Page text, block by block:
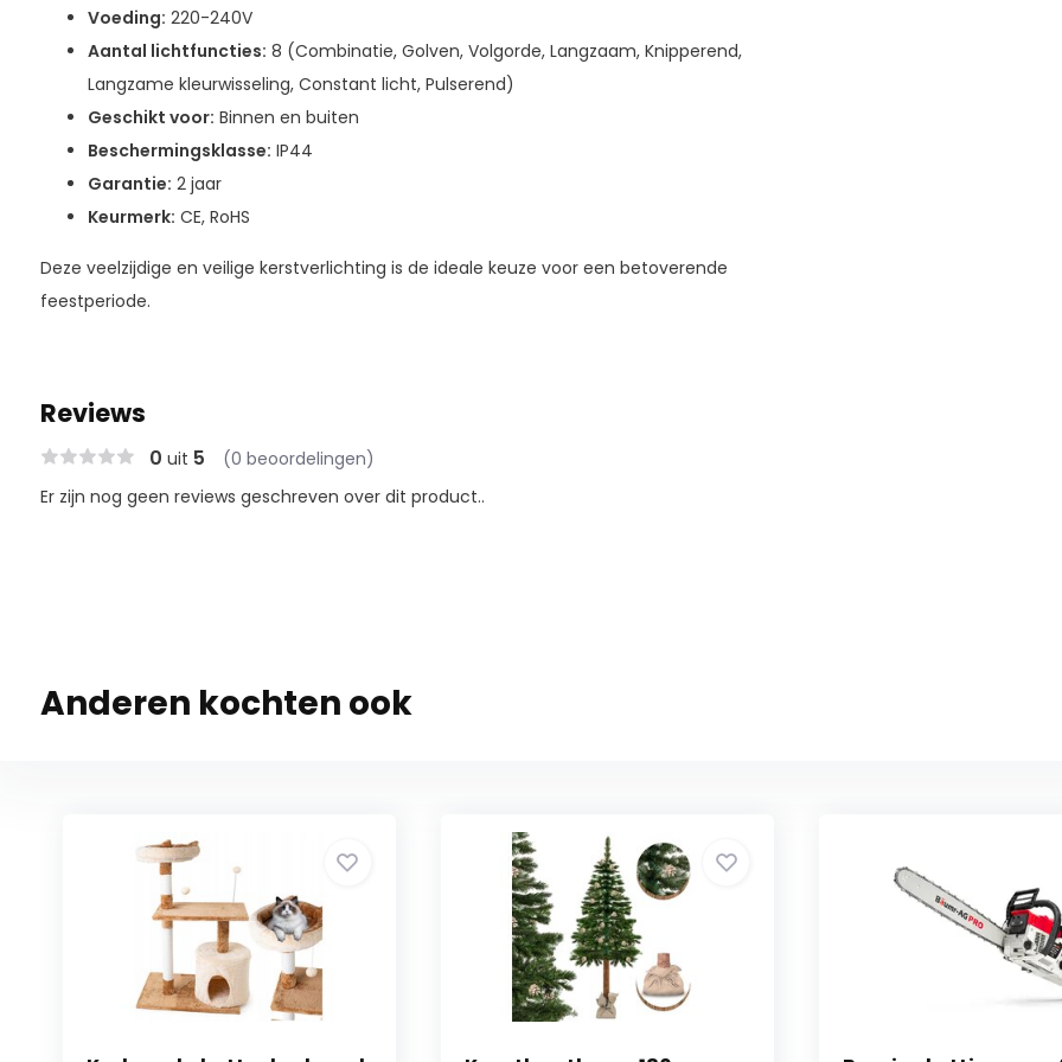
Voeding: 220-240V
Aantal lichtfuncties: 8 (Combinatie, Golven, Volgorde, Langzaam, Knipperend,
Langzame kleurwisseling, Constant licht, Pulserend)
Geschikt voor: Binnen en buiten
Beschermingsklasse: IP44
Garantie: 2 jaar
Keurmerk: CE, RoHS
Deze veelzijdige en veilige kerstverlichting is de ideale keuze voor een betoverende
feestperiode.
Reviews
0 uit 5 (0 beoordelingen)
Er zijn nog geen reviews geschreven over dit product..
Anderen kochten ook